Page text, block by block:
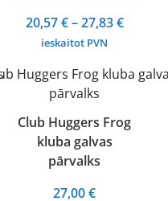
20,57€–27,83€Price
ieskaitot PVN
Club Huggers Frog
kluba galvas
pārvalks
27,00€